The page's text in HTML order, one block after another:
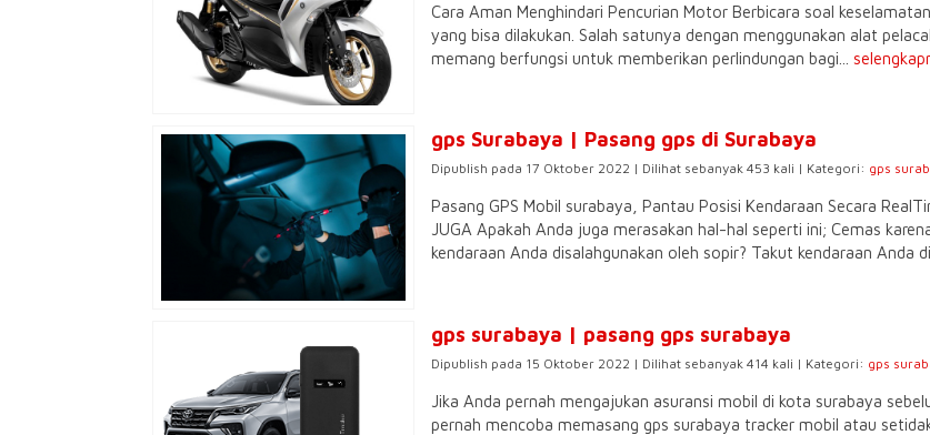
Cara Aman Menghindari Pencurian Motor Berbicara soal
yang bisa dilakukan. Salah satunya dengan menggunakan alat
memang berfungsi untuk memberikan perlindungan bagi...
gps Surabaya | Pasang gps di Surabaya
Dipublish pada 17 Oktober 2022 | Dilihat sebanyak 453 kali | Kategori: gps
Pasang GPS Mobil surabaya, Pantau Posisi Kendaraan Secara
JUGA Apakah Anda juga merasakan hal-hal seperti ini; Cemas
kendaraan Anda disalahgunakan oleh sopir? Takut kendaraan Anda
gps surabaya | pasang gps surabaya
Dipublish pada 15 Oktober 2022 | Dilihat sebanyak 414 kali | Kategori: gps
Jika Anda pernah mengajukan asuransi mobil di kota surabaya
pernah mencoba memasang gps surabaya tracker mobil atau